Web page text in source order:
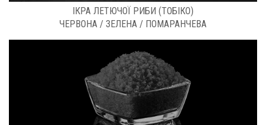
ІКРА ЛЕТЮЧОЇ РИБИ (ТОБІКО)
ЧЕРВОНА / ЗЕЛЕНА / ПОМАРАНЧЕВА